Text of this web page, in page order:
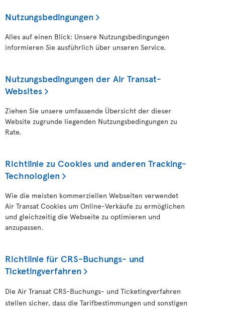
Nutzungsbedingungen
Alles auf einen Blick: Unsere Nutzungsbedingungen
informieren Sie ausführlich über unseren Service.
Nutzungsbedingungen der Air Transat-
Websites
Ziehen Sie unsere umfassende Übersicht der dieser
Website zugrunde liegenden Nutzungsbedingungen zu
Rate.
Richtlinie zu Cookies und anderen Tracking-
Technologien
Wie die meisten kommerziellen Webseiten verwendet
Air Transat Cookies um Online-Verkäufe zu ermöglichen
und gleichzeitig die Webseite zu optimieren und
anzupassen.
Richtlinie für CRS-Buchungs- und
Ticketingverfahren
Die Air Transat CRS-Buchungs- und Ticketingverfahren
stellen sicher, dass die Tarifbestimmungen und sonstigen